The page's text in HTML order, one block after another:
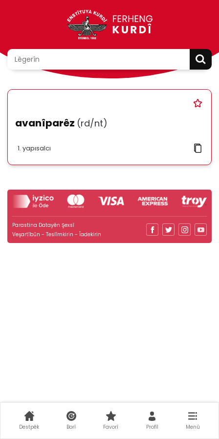
avanîparêz (rd/nt)
yapısalcı
Parastina Datayên Şexsî
Veşartîbûn - Teslîmkirin - Îadekirin
Destpêk Borî Favorî Profîl Menû